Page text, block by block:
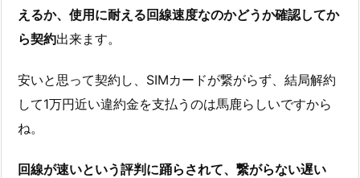
えるか、使用に耐える回線速度なのかどうか確認してか
ら契約出来ます。
安いと思って契約し、SIMカードが繋がらず、結局解約
して1万円近い違約金を支払うのは馬鹿らしいですから
ね。
回線が速いという評判に踊らされて、繋がらない遅い